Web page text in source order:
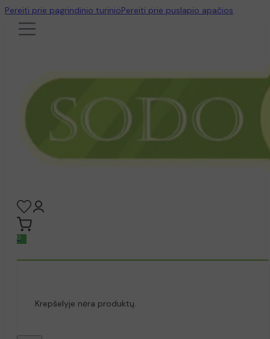
Pereiti prie pagrindinio turinioPereiti prie puslapio apačios
0
Krepšelyje nėra produktų.